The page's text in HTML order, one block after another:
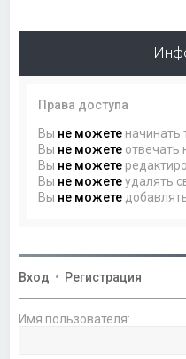
Права доступа
Вы не можете начинать
Вы не можете отвечать
Вы не можете
Вы не можетеудалять
Вы не можете
Вход • Регистрация
Имя пользователя: